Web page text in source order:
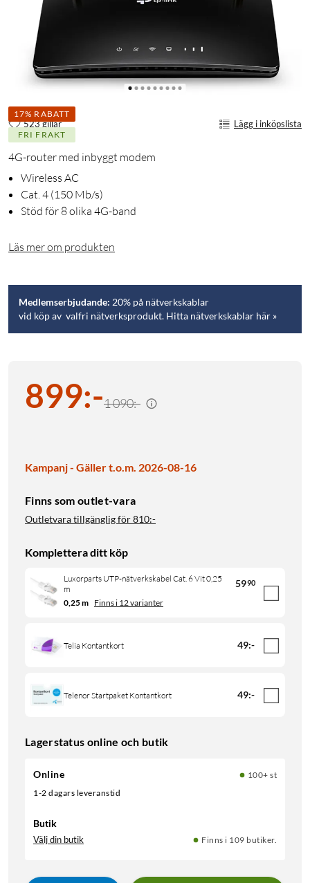
17% RABATT
FRI FRAKT
523 gillar Lägg i inköpslista
4G-router med inbyggt modem
Wireless AC
Cat. 4 (150 Mb/s)
Stöd för 8 olika 4G-band
Läs mer om produkten
Medlemserbjudande: 20% på nätverkskablar
vid köp av valfri nätverksprodukt. Hitta nätverkskablar här »
899:-1 090:-
Kampanj - Gäller t.o.m. 2026-08-16
Finns som outlet-vara
Outletvara tillgänglig för810:-
Komplettera ditt köp
Luxorparts UTP-nätverkskabel Cat. 6 Vit 0,25
m
5990
0,25 m Finns i 12 varianter
Telia Kontantkort 49:-
Telenor Startpaket Kontantkort 49:-
Lagerstatus online och butik
Online
100+ st
1-2 dagars leveranstid
Butik
Välj din butik Finns i 109 butiker.